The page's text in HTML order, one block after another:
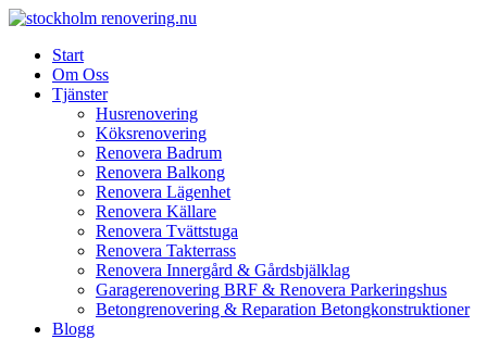
Skip
contentStart
Om Oss
Tjänster
Husrenovering
Köksrenovering
Renovera Badrum
Renovera Balkong
Renovera Lägenhet
Renovera Källare
Renovera Tvättstuga
Renovera Takterrass
Renovera Innergård & Gårdsbjälklag
Garagerenovering BRF & Renovera Parkeringshus
Betongrenovering & Reparation Betongkonstruktioner
Blogg